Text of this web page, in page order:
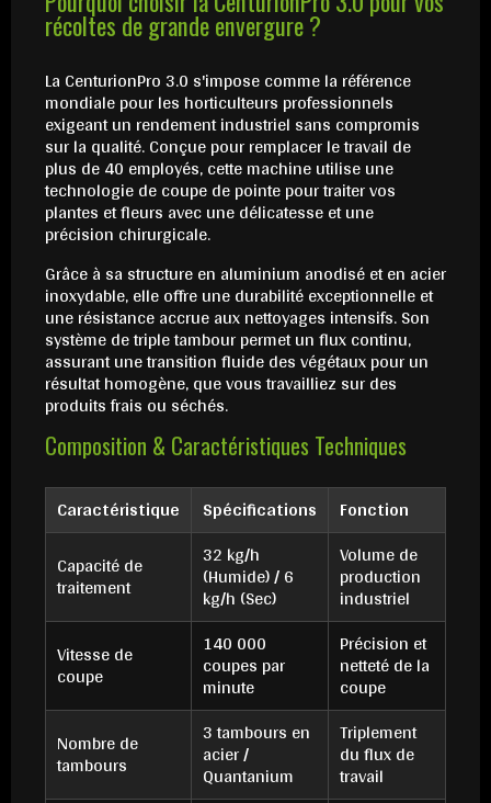
récoltes de grande envergure ?
La CenturionPro 3.0 s'impose comme la référence
mondiale pour les horticulteurs professionnels
exigeant un rendement industriel sans compromis
sur la qualité. Conçue pour remplacer le travail de
plus de 40 employés, cette machine utilise une
technologie de coupe de pointe pour traiter vos
plantes et fleurs avec une délicatesse et une
précision chirurgicale.
Grâce à sa structure en aluminium anodisé et en acier
inoxydable, elle offre une durabilité exceptionnelle et
une résistance accrue aux nettoyages intensifs. Son
système de triple tambour permet un flux continu,
assurant une transition fluide des végétaux pour un
résultat homogène, que vous travailliez sur des
produits frais ou séchés.
Composition & Caractéristiques Techniques
Caractéristique Spécifications
Fonction
Capacité de
traitement
32 kg/h
(Humide) / 6
kg/h (Sec)
Volume de
production
industriel
Vitesse de
coupe
140 000
coupes par
minute
Précision et
netteté de la
coupe
Nombre de
tambours
3 tambours en
acier /
Quantanium
Triplement
du flux de
travail